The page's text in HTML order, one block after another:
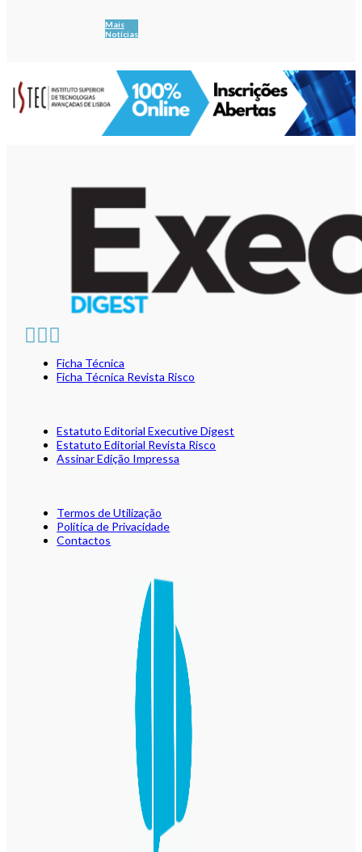
Mais
Notícias
Ficha Técnica
Ficha Técnica Revista Risco
Estatuto Editorial Executive Digest
Estatuto Editorial Revista Risco
Assinar Edição Impressa
Termos de Utilização
Política de Privacidade
Contactos